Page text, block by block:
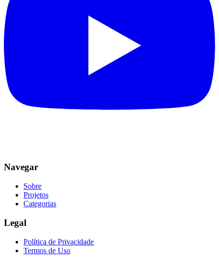
Navegar
Sobre
Projetos
Categorias
Legal
Política de Privacidade
Termos de Uso